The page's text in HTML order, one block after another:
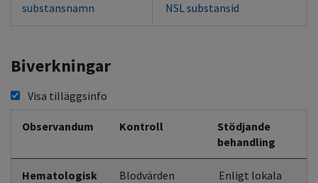
substansnamn
NSL substansid
Biverkningar
Visa tilläggsinfo
Observandum Kontroll
Stödjande
behandling
Hematologisk
Blodvärden
Enligt lokala